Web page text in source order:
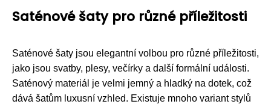
Saténové šaty pro různé příležitosti
Saténové šaty jsou elegantní volbou pro různé příležitosti,
jako jsou svatby, plesy, večírky a další formální události.
Saténový materiál je velmi jemný a hladký na dotek, což
dává šatům luxusní vzhled. Existuje mnoho variant stylů